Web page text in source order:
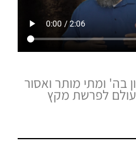
בה' ומתי מותר ואסור
לפרשת מקץ